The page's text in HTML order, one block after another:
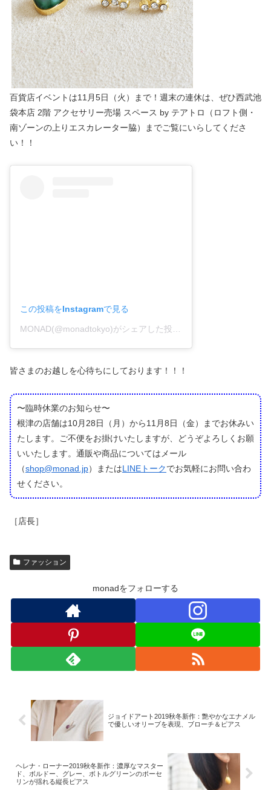
百貨店イベントは11月5日（火）まで！週末の連休は、ぜひ西武池
袋本店 2階 アクセサリー売場 スペース by テアトロ（ロフト側・
南ゾーンの上りエスカレーター脇）までご覧にいらしてくださ
い！！
この投稿をInstagramで見る
皆さまのお越しを心待ちにしております！！！
〜臨時休業のお知らせ〜
根津の店舗は10月28日（月）から11月8日（金）までお休みい
たします。ご不便をお掛けいたしますが、どうぞよろしくお願
いいたします。通販や商品についてはメール
（shop@monad.jp）またはLINEトークでお気軽にお問い合わ
せください。
［店長］
ファッション
monadをフォローする
ジョイドアート2019秋冬新作：艶やかなエナメル
で優しいオリーブを表現、ブローチ＆ピアス
ヘレナ・ローナー2019秋冬新作：濃厚なマスター
ド、ボルドー、グレー、ボトルグリーンのポーセ
リンが揺れる縦長ピアス